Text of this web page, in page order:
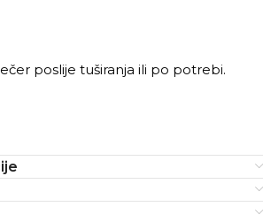
poslije tuširanja ili po potrebi.